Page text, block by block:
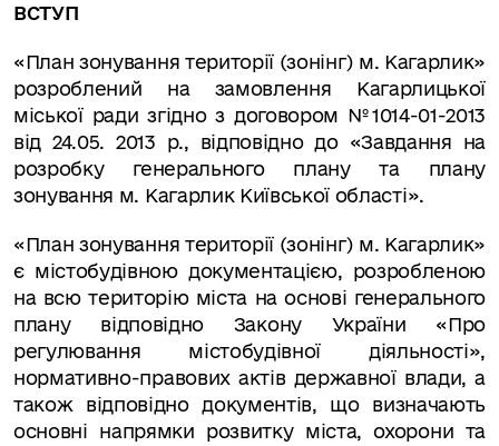
ВСТУП
«План зонування території (зонінг) м. Кагарлик»
розроблений на замовлення Кагарлицької
міської ради згідно з договором №1014-01-2013
від 24.05. 2013 р., відповідно до «Завдання на
розробку генерального плану та плану
зонування м. Кагарлик Київської області».
«План зонування території (зонінг) м. Кагарлик»
є містобудівною документацією, розробленою
на всю територію міста на основі генерального
плану відповідно Закону України «Про
регулювання містобудівної діяльності»,
нормативно-правових актів державної влади, а
також відповідно документів, що визначають
основні напрямки розвитку міста, охорони та